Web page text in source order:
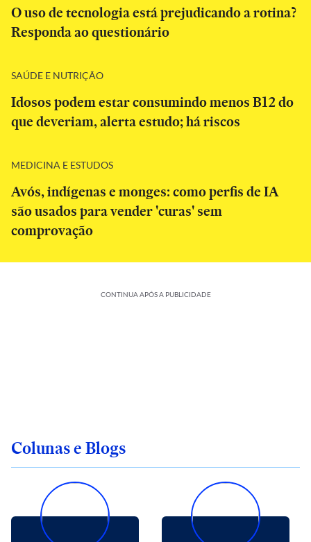
O uso de tecnologia está prejudicando a rotina?
Responda ao questionário
SAÚDE E NUTRIÇÃO
Idosos podem estar consumindo menos B12 do
que deveriam, alerta estudo; há riscos
MEDICINA E ESTUDOS
Avós, indígenas e monges: como perfis de IA
são usados para vender 'curas' sem
comprovação
CONTINUA APÓS A PUBLICIDADE
Colunas e Blogs